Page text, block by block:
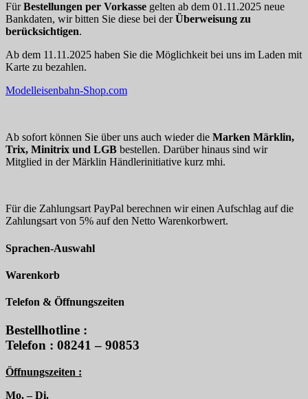
FürBestellungen per Vorkasse gelten ab dem 01.11.2025 neue
Bankdaten, wir bitten Sie diese bei derÜberweisung zu
berücksichtigen.
Ab dem 11.11.2025 haben Sie die Möglichkeit bei uns im Laden mit
Karte zu bezahlen.
Modelleisenbahn-Shop.com
Ab sofort können Sie über uns auch wieder die Marken Märklin,
Trix, Minitrix und LGB bestellen. Darüber hinaus sind wir
Mitglied in der Märklin Händlerinitiative kurz mhi.
Für die Zahlungsart PayPal berechnen wir einen Aufschlag auf die
Zahlungsart von 5% auf den Netto Warenkorbwert.
Sprachen-Auswahl
Warenkorb
Telefon & Öffnungszeiten
Bestellhotline :
Telefon : 08241 – 90853
Öffnungszeiten :
Mo. – Di.